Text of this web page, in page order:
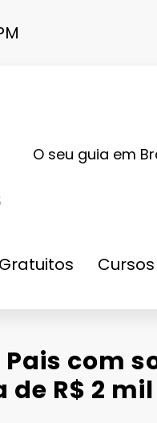
O seu guia em
Gratuitos
Pais com
R$ 2